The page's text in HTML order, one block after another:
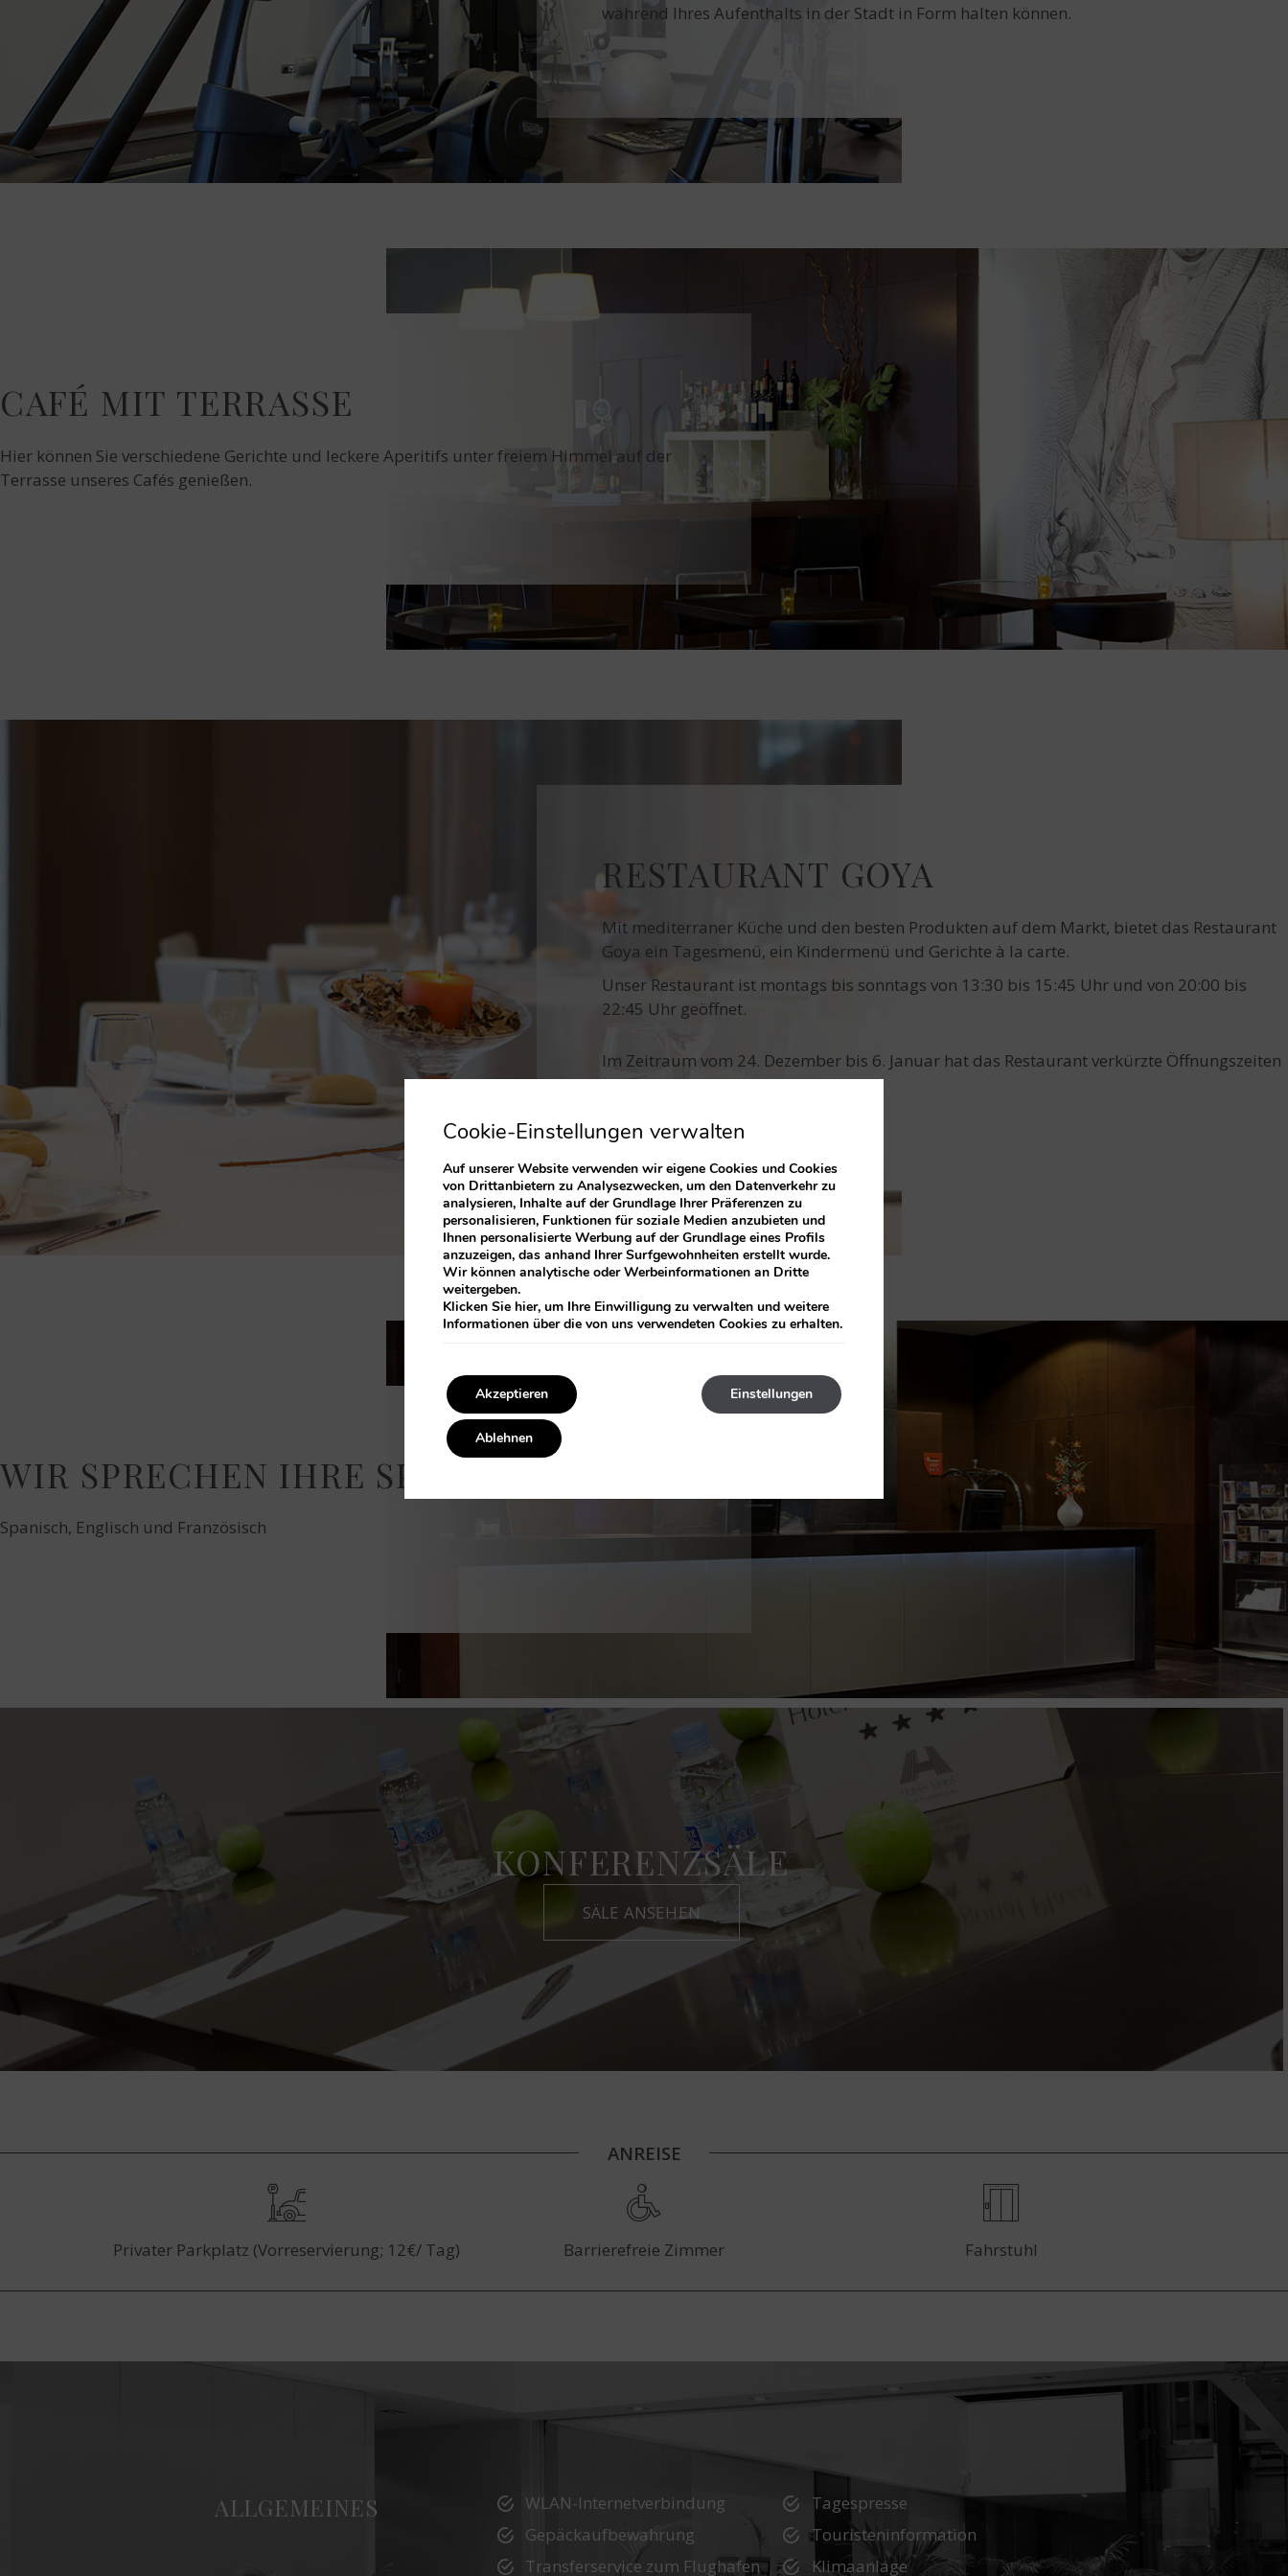
während Ihres Aufenthalts in der Stadt in Form halten können.
CAFÉ MIT TERRASSE
Hier können Sie verschiedene Gerichte und leckere Aperitifs unter freiem Himmel auf der
Terrasse unseres Cafés genießen.
RESTAURANT GOYA
Mit mediterraner Küche und den besten Produkten auf dem Markt, bietet das Restaurant
Goya ein Tagesmenü, ein Kindermenü und Gerichte à la carte.
Unser Restaurant ist montags bis sonntags von 13:30 bis 15:45 Uhr und von 20:00 bis
22:45 Uhr geöffnet.
Im Zeitraum vom 24. Dezember bis 6. Januar hat das Restaurant verkürzte Öffnungszeiten
und eine reduzierte Speisekarte.
WIR SPRECHEN IHRE SPRACHE:
Spanisch, Englisch und Französisch
KONFERENZSÄLE
SÄLE ANSEHEN
ANREISE
Privater Parkplatz (Vorreservierung; 12€/ Tag) Barrierefreie Zimmer Fahrstuhl
ALLGEMEINES
WLAN-Internetverbindung
Gepäckaufbewahrung
Transferservice zum Flughafen
Tagespresse
Touristeninformation
Klimaanlage
Cookie-Einstellungen verwalten
Auf unserer Website verwenden wir eigene Cookies und Cookies
von Drittanbietern zu Analysezwecken, um den Datenverkehr zu
analysieren, Inhalte auf der Grundlage Ihrer Präferenzen zu
personalisieren, Funktionen für soziale Medien anzubieten und
Ihnen personalisierte Werbung auf der Grundlage eines Profils
anzuzeigen, das anhand Ihrer Surfgewohnheiten erstellt wurde.
Wir können analytische oder Werbeinformationen an Dritte
weitergeben.
Klicken Sie hier, um Ihre Einwilligung zu verwalten und weitere
Informationen über die von uns verwendeten Cookies zu erhalten.
Akzeptieren Einstellungen
Ablehnen